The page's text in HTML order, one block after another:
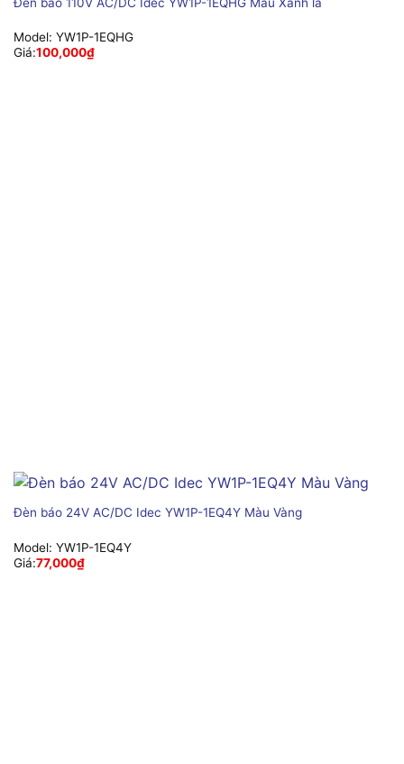
Model: YW1P-1EQHG
Giá:100,000₫
Đèn báo 24V AC/DC Idec YW1P-1EQ4Y Màu Vàng
Model: YW1P-1EQ4Y
Giá:77,000₫